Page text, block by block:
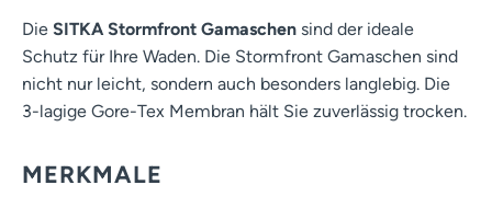
Die SITKA Stormfront Gamaschen sind der ideale
Schutz für Ihre Waden. Die Stormfront Gamaschen sind
nicht nur leicht, sondern auch besonders langlebig. Die
3-lagige Gore-Tex Membran hält Sie zuverlässig trocken.
MERKMALE